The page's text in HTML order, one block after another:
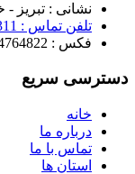
نشانی : تبریز -
تلفن تماس : 04134778311
فکس : 04134764822
دسترسی سریع
خانه
درباره ما
تماس با ما
استان ها